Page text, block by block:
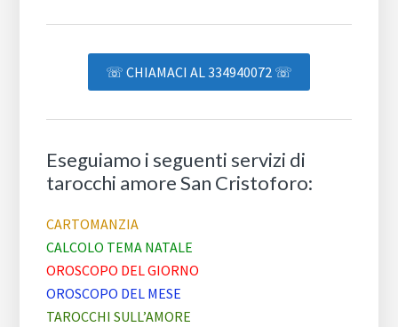
☏ CHIAMACI AL 334940072 ☏
Eseguiamo i seguenti servizi di
tarocchi amore San Cristoforo:
CARTOMANZIA
CALCOLO TEMA NATALE
OROSCOPO DEL GIORNO
OROSCOPO DEL MESE
TAROCCHI SULL’AMORE